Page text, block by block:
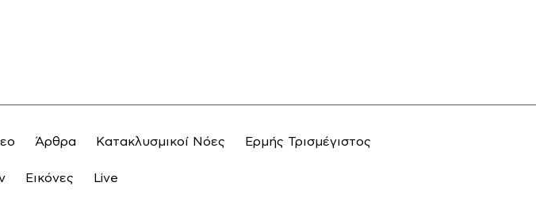
Άρθρα Κατακλυσμικοί Νόες Ερμής Τρισμέγιστος
Εικόνες Live